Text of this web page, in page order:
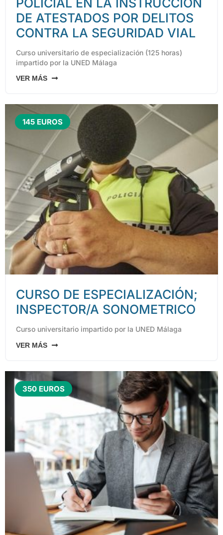
DE ATESTADOS POR DELITOS
CONTRA LA SEGURIDAD VIAL
Curso universitario de especialización (125 horas)
impartido por la UNED Málaga
VER MÁS
145 EUROS
CURSO DE ESPECIALIZACIÓN;
INSPECTOR/A SONOMETRICO
Curso universitario impartido por la UNED Málaga
VER MÁS
350 EUROS